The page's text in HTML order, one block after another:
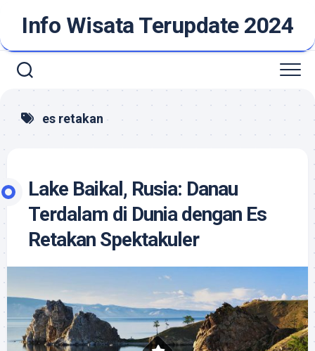
contentInfo Wisata Terupdate 2024
es retakan
Lake Baikal, Rusia: Danau
Terdalam di Dunia dengan Es
Retakan Spektakuler